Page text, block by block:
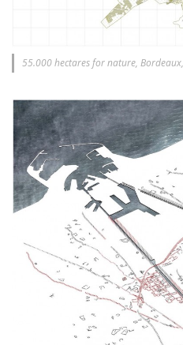
55.000 hectares for nature,